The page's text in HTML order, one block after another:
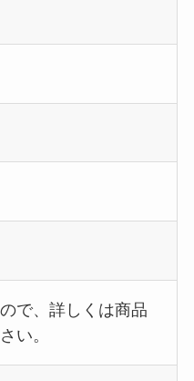
で、詳しくは商品
い。